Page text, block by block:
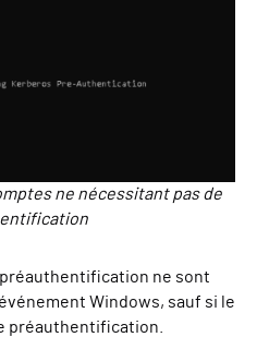
ne nécessitant pas de
préauthentification ne sont
Windows, sauf si le
préauthentification.